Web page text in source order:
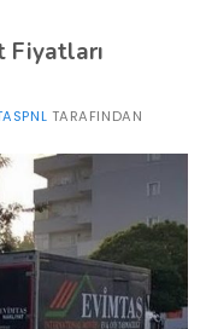
Fiyatları
TARAFINDAN